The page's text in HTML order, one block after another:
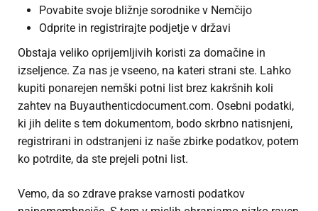
Povabite svoje bližnje sorodnike v Nemčijo
Odprite in registrirajte podjetje v državi
Obstaja veliko oprijemljivih koristi za domačine in
izseljence. Za nas je vseeno, na kateri strani ste. Lahko
kupiti ponarejen nemški potni list brez kakršnih koli
zahtev na Buyauthenticdocument.com. Osebni podatki,
ki jih delite s tem dokumentom, bodo skrbno natisnjeni,
registrirani in odstranjeni iz naše zbirke podatkov, potem
ko potrdite, da ste prejeli potni list.
Vemo, da so zdrave prakse varnosti podatkov